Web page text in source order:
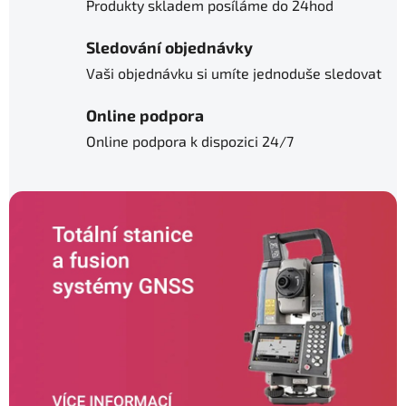
ř
Produkty skladem posíláme do 24hod
Sledování objednávky
Vaši objednávku si umíte jednoduše sledovat
Online podpora
Online podpora k dispozici 24/7